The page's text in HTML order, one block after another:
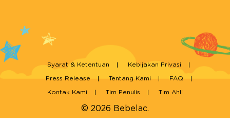
© 2026 Bebelac.
Syarat & Ketentuan Kebijakan Privasi
Press Release Tentang Kami FAQ
Kontak Kami Tim Penulis Tim Ahli